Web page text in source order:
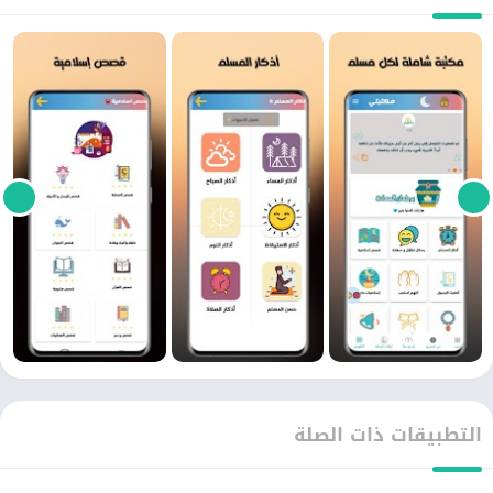
التطبيقات ذات الصلة